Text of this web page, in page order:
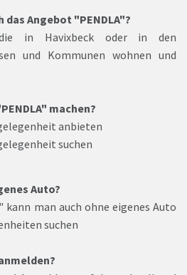
das Angebot "PENDLA"?
in Havixbeck oder in den
und Kommunen wohnen und
machen?
anbieten
suchen
Auto?
kann man auch ohne eigenes Auto
suchen